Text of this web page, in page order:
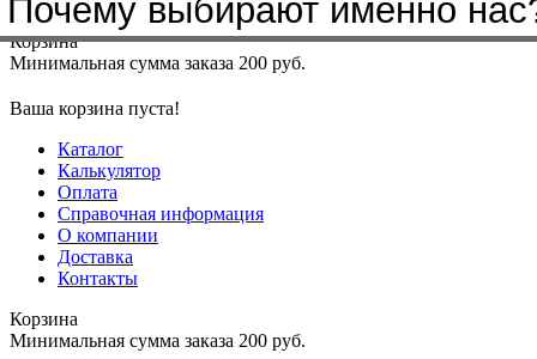
Меню+7(4912)50-37-50sbit@krep62.ru
Корзина
Минимальная сумма заказа 200 руб.
Ваша корзина пуста!
Каталог
Калькулятор
Оплата
Справочная информация
О компании
Доставка
Контакты
Корзина
Минимальная сумма заказа 200 руб.
Почему выбирают именно